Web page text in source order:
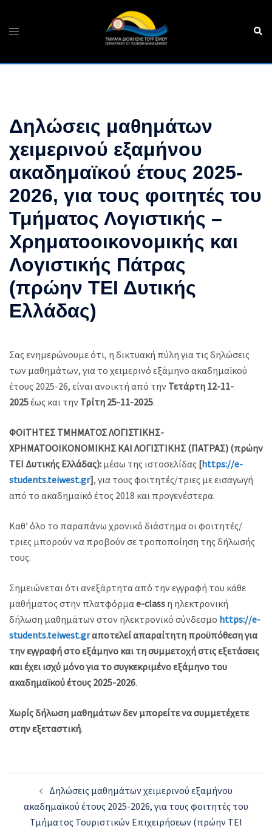
content
Toggle
Δηλώσεις μαθημάτων
χειμερινού εξαμήνου
ακαδημαϊκού έτους 2025-
2026, για τους φοιτητές του
Τμήματος Λογιστικής –
Χρηματοοικονομικής και
Λογιστικής Πάτρας
(πρώην ΤΕΙ Δυτικής
Ελλάδας)
Σας ενημερώνουμε ότι, η δικτυακή πύλη για τις δηλώσεις
των μαθημάτων, για το χειμερινό εξάμηνο ακαδημαϊκού
έτους 2025-26, είναι ανοικτή από την Τετάρτη 12-11-
2025έως και την Τρίτη 25-11-2025.
ΦΟΙΤΗΤΕΣ ΤΜΗΜΑΤΟΣΛΟΓΙΣΤΙΚΗΣ-
ΧΡΗΜΑΤΟΟΙΚΟΝΟΜΙΚΗΣ ΚΑΙ ΛΟΓΙΣΤΙΚΗΣ (ΠΑΤΡΑΣ) (πρώην
ΤΕΙ Δυτικής Ελλάδας): μέσω της ιστοσελίδας [https://e-
students.teiwest.gr], για τους φοιτητές/τριες με εισαγωγή
από το ακαδημαϊκό έτος 2018 και προγενέστερα.
Καθ’ όλο το παραπάνω χρονικό διάστημα οι φοιτητές/
τριες μπορούν να προβούν σε τροποποίηση της δήλωσής
τους.
Σημειώνεται ότι ανεξάρτητα από την εγγραφή του κάθε
μαθήματος στην πλατφόρμαe-class η ηλεκτρονική
δήλωση μαθημάτων στον ηλεκτρονικό σύνδεσμο https://e-
students.teiwest.grαποτελεί απαραίτητη προϋπόθεση για
την εγγραφή στο εξάμηνο και τη συμμετοχή στις εξετάσεις
και έχει ισχύ μόνο για το συγκεκριμένο εξάμηνο του
ακαδημαϊκού έτους 2025-2026.
Χωρίς δήλωση μαθημάτων δεν μπορείτε να συμμετέχετε
στην εξεταστική.
navigationΔηλώσεις μαθημάτων χειμερινού εξαμήνου
ακαδημαϊκού έτους 2025-2026, για τους φοιτητές του
Τμήματος Τουριστικών Επιχειρήσεων (πρώην ΤΕΙ